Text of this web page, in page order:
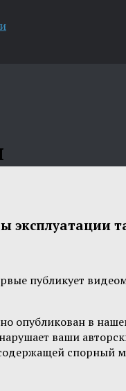
эксплуатации
публикует
опубликован в
ваши
спорный